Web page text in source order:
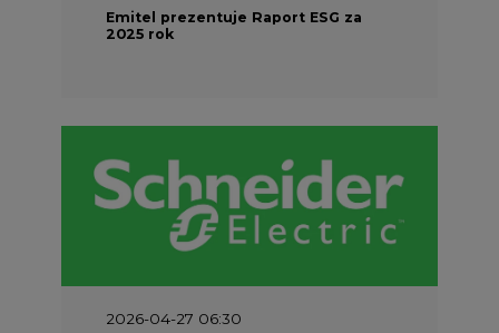
Emitel prezentuje Raport ESG za
2025 rok
2026-04-27 06:30